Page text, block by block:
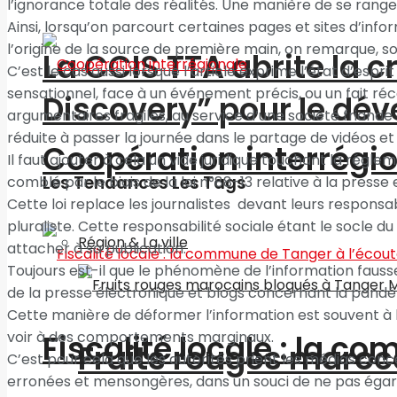
La CCIS TTA abrite la
Discovery” pour le
Les Tendances Les Tags
Région & La ville
Fruits rouges
Coopération
Fiscalité locale : la
l’ignorance totale des réalités. Une manière de se
Ainsi, lorsqu’on parcourt certaines pages et sites
l’origine de la source de première main, on remarque,
C’est le cas aussi lorsque l’article exprime l’état
sensationnel, face à un événement précis, ou un fait
argumentaires fragiles, au service d’une société
réduite à passer la journée dans le partage de vidéos
Il faut ajouter à cela un vide juridique touchant la
comblé par le biais de la loi n°88-13 relative à la presse
Cette loi replace les journalistes devant leurs
pluraliste. Cette responsabilité sociale étant le socle
attacher à sa publication.
Toujours est-il que le phénomène de l’information
de la presse électronique et blogs concernant la
Cette manière de déformer l’information est souvent à
voir à des comportements marginaux.
C’est pour cela que les autorités prient les médias
erronées et mensongères, dans un souci de ne pas